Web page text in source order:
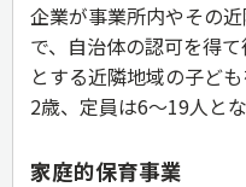
企業が事業所内やその
で、自治体の認可を得
とする近隣地域の子ど
2歳、定員は6～19人とな
家庭的保育事業